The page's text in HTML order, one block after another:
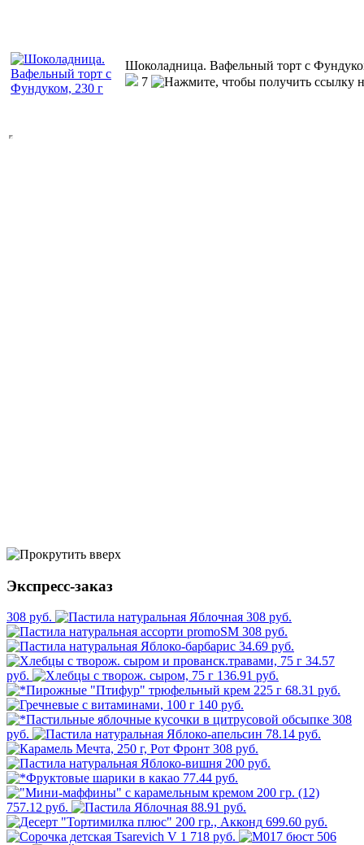
Шоколадница. Вафельный торт с
7
Экспресс-заказ
308 руб.
308 руб.
308 руб.
34.69 руб.
34.57
руб.
136.91 руб.
68.31 руб.
140 руб.
308
руб.
78.14 руб.
308 руб.
200 руб.
77.44 руб.
757.12 руб.
88.91 руб.
699.60 руб.
718 руб.
506